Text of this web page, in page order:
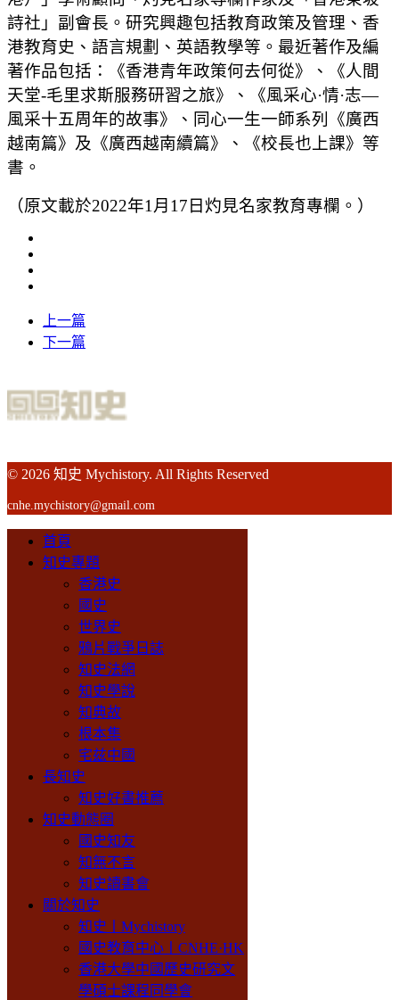
詩社」副會長。研究興趣包括教育政策及管理、香
港教育史、語言規劃、英語教學等。最近著作及編
著作品包括：《香港青年政策何去何從》、《人間
天堂-毛里求斯服務研習之旅》、《風采心·情·志—
風采十五周年的故事》、同心一生一師系列《廣西
越南篇》及《廣西越南續篇》、《校長也上課》等
書。
（原文載於2022年1月17日灼見名家教育專欄。）
上一篇
下一篇
© 2026 知史 Mychistory. All Rights Reserved
cnhe.mychistory@gmail.com
首頁
知史專題
香港史
國史
世界史
鴉片戰爭日誌
知史法網
知史學說
知典故
根本集
宅兹中國
長知史
知史好書推薦
知史動態圈
國史知友
知無不言
知史讀書會
關於知史
知史丨Mychistory
國史教育中心丨CNHE·HK
香港大學中國歷史研究文
學碩士課程同學會